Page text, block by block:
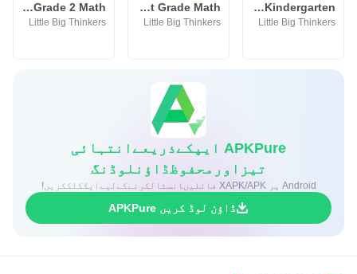
Math Jungle : Kindergarten
Little Big Thinkers
Math Jungle : 1st Grade Math
Little Big Thinkers
Math Jungle : Grade 2 Math
Little Big Thinkers
APKPure ایپکےذریعےانتہائی
تیزاورمحفوظڈاؤنلوڈنگ
Android پر XAPK/APK فائلیںانسٹالکرنےکےلیےایککلککریں!
ڈاؤن لوڈ کریں APKPure